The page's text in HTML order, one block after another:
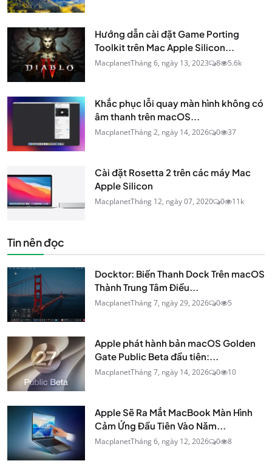
Hướng dẫn cài đặt Game Porting
Toolkit trên Mac Apple Silicon...
MacplanetTháng 6, ngày 13, 2023 8 5.6k
Khắc phục lỗi quay màn hình không có
âm thanh trên macOS...
MacplanetTháng 2, ngày 14, 2026 0 37
Cài đặt Rosetta 2 trên các máy Mac
Apple Silicon
MacplanetTháng 12, ngày 07, 2020 0 11k
Tin nên đọc
Docktor: Biến Thanh Dock Trên macOS
Thành Trung Tâm Điều...
MacplanetTháng 7, ngày 29, 2026 0 5
Apple phát hành bản macOS Golden
Gate Public Beta đầu tiên:...
MacplanetTháng 7, ngày 14, 2026 0 10
Apple Sẽ Ra Mắt MacBook Màn Hình
Cảm Ứng Đầu Tiên Vào Năm...
MacplanetTháng 6, ngày 12, 2026 0 8